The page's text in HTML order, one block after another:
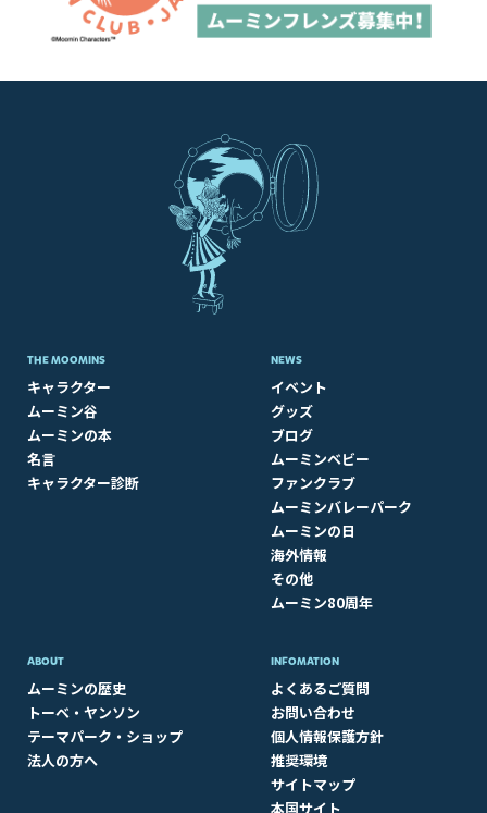
THE MOOMINS
キャラクター
ムーミン谷
ムーミンの本
名言
キャラクター診断
NEWS
イベント
グッズ
ブログ
ムーミンベビー
ファンクラブ
ムーミンバレーパーク
ムーミンの日
海外情報
その他
ムーミン80周年
ABOUT​
ムーミンの歴史
トーベ・ヤンソン
テーマパーク・ショップ
法人の方へ
INFOMATION
よくあるご質問
お問い合わせ
個人情報保護方針
推奨環境
サイトマップ
本国サイト